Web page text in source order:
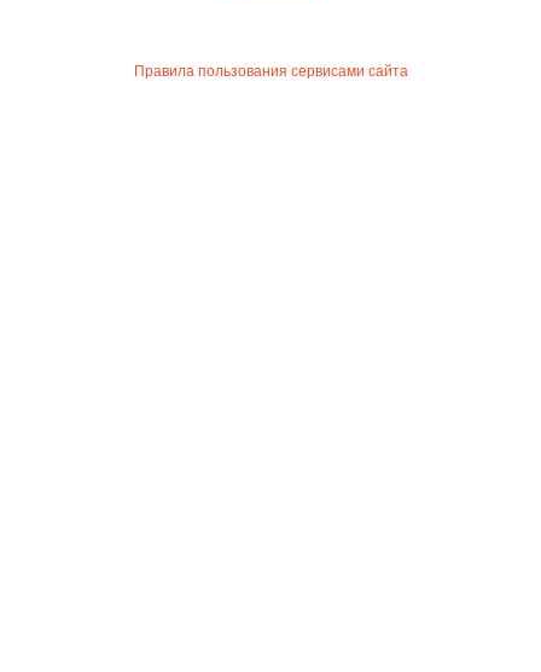
Правила пользования сервисами сайта